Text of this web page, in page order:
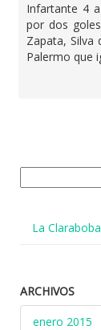
Infartante 4
por dos
Zapata, Silva
Palermo que
La
ARCHIVOS
enero 2015